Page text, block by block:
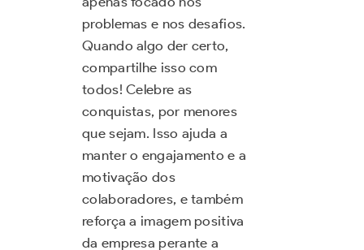
problemas e nos desafios.
Quando algo der certo,
compartilhe isso com
todos! Celebre as
conquistas, por menores
que sejam. Isso ajuda a
manter o engajamento e a
motivação dos
colaboradores, e também
reforça a imagem positiva
da empresa perante a